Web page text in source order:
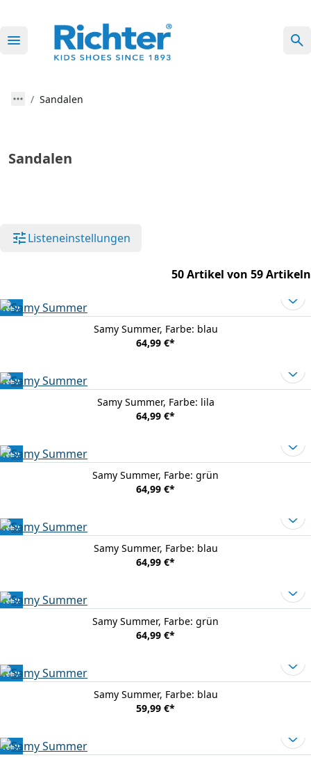
Sandalen
Sandalen
Listeneinstellungen
50 Artikel von 59 Artikeln
Neu
Samy Summer, Farbe: blau
64,99 €*
Neu
Samy Summer, Farbe: lila
64,99 €*
Neu
Samy Summer, Farbe: grün
64,99 €*
Neu
Samy Summer, Farbe: blau
64,99 €*
Neu
Samy Summer, Farbe: grün
64,99 €*
Neu
Samy Summer, Farbe: blau
59,99 €*
Neu